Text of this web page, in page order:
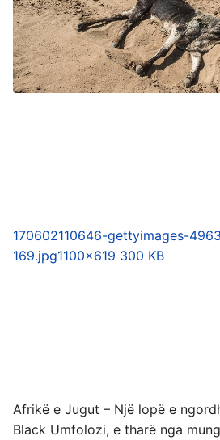
170602110646-gettyimages-
169.jpg1100×619 300 KB
Afrikë e Jugut – Një lopë e
Black Umfolozi, e tharë nga